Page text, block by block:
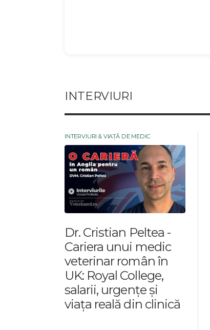
INTERVIURI
INTERVIURI & VIAȚĂ DE MEDIC
Dr. Cristian Peltea -
Cariera unui medic
veterinar român în
UK: Royal College,
salarii, urgențe și
viața reală din clinică